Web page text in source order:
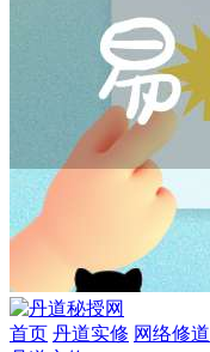
首页 丹道实修 网络修道